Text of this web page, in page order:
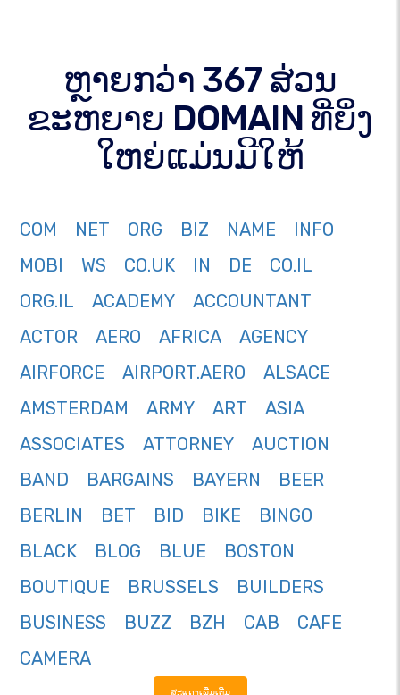
ຫຼາຍກວ່າ 367 ສ່ວນ
ຂະຫຍາຍ DOMAIN ທີ່ຍິ່ງ
ໃຫຍ່ແມ່ນມີໃຫ້
COM NET ORG BIZ NAME
INFO
MOBI
WS CO.UK IN DE
CO.IL
ORG.IL
ACADEMY
ACCOUNTANT
ACTOR
AERO AFRICA
AGENCY
AIRFORCE
AIRPORT.AERO
ALSACE
AMSTERDAM
ARMY ART
ASIA
ASSOCIATES
ATTORNEY
AUCTION
BAND
BARGAINS BAYERN
BEER
BERLIN
BET BID BIKE
BINGO
BLACK
BLOG BLUE
BOSTON
BOUTIQUE
BRUSSELS
BUILDERS
BUSINESS
BUZZ BZH CAB
CAFE
CAMERA
ສະແດງເພີ່ມເຕີມ